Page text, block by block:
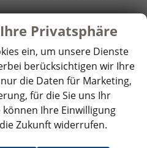
KOMFORT:
einstell-, anklapp-
abblendend,
30-farbig, in der
Privatsphäre
ein, um unsere Dienste
berücksichtigen wir Ihre
die Daten für Marketing,
für die Sie uns Ihr
Ihre Einwilligung
Zukunft widerrufen.